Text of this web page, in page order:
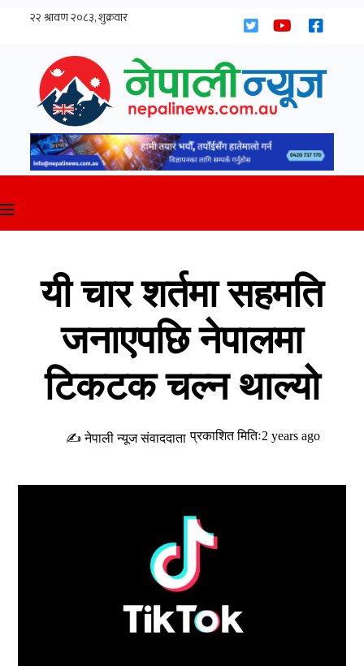
यी चार शर्तमा सहमति
जनाएपछि नेपालमा
टिकटक चल्न थाल्यो
✍ नेपाली न्यूज संवाददाता प्रकाशित मितिः2 years ago